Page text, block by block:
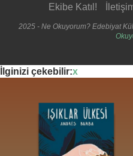
Ekibe Katıl!
2025 - Ne Okuyorum? Edebiyat
İlginizi çekebilir:x